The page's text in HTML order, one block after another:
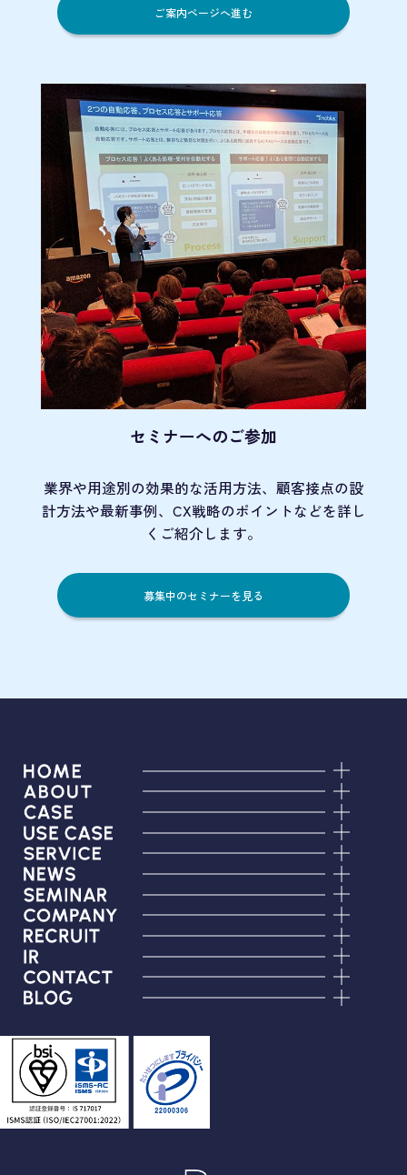
ご案内ページへ進む
セミナーへのご参加
業界や用途別の効果的な活用方法、顧客接点の設
計方法や最新事例、CX戦略のポイントなどを詳し
くご紹介します。
募集中のセミナーを見る